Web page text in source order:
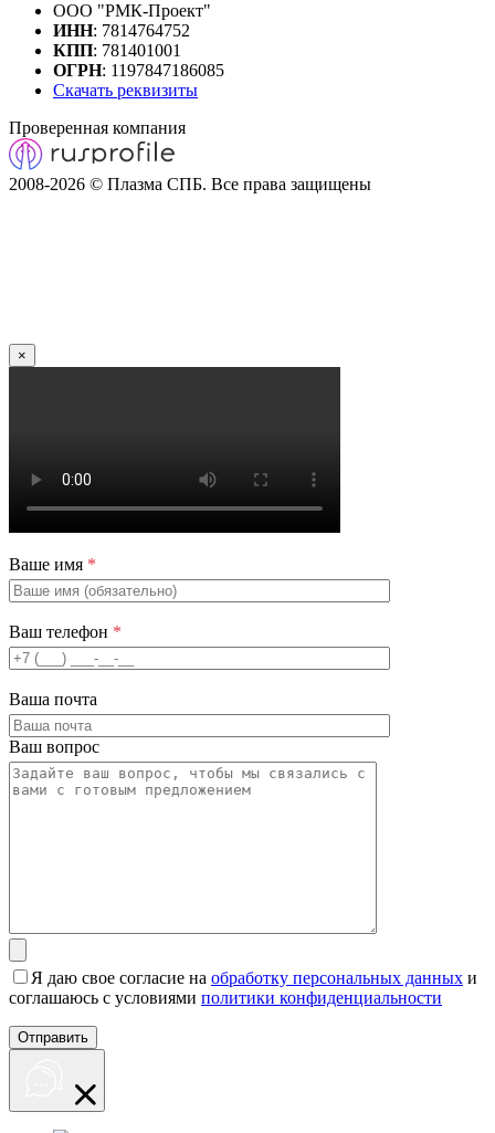
ООО "РМК-Проект"
ИНН: 7814764752
КПП: 781401001
ОГРН: 1197847186085
Скачать реквизиты
Проверенная компания
2008-2026 © Плазма СПБ. Все права защищены
×
Ваше имя *
Ваш телефон *
Ваша почта
Ваш вопрос
Я даю свое согласие на обработку персональных данных и
соглашаюсь с условиями политики конфиденциальности